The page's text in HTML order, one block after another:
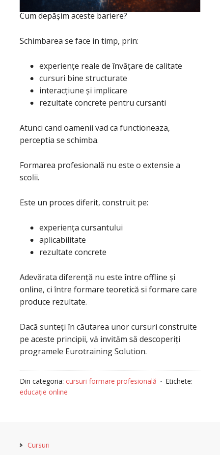
Cum depășim aceste bariere?
Schimbarea se face in timp, prin:
experiențe reale de învățare de calitate
cursuri bine structurate
interacțiune și implicare
rezultate concrete pentru cursanti
Atunci cand oamenii vad ca functioneaza,
perceptia se schimba.
Formarea profesională nu este o extensie a
scolii.
Este un proces diferit, construit pe:
experiența cursantului
aplicabilitate
rezultate concrete
Adevărata diferență nu este între offline și
online, ci între formare teoretică si formare care
produce rezultate.
Dacă sunteți în căutarea unor cursuri construite
pe aceste principii, vă invităm să descoperiți
programele Eurotraining Solution.
Din categoria: cursuri formare profesională
Etichete:
educație online
Cursuri